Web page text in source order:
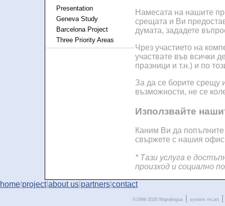
Presentation
Geneva Study
Barcelona Project
Three Priority Areas
Намесата на нашите
срещата и Ви
думата, зададете
Чрез участието на
участвате във всички
празници и т.н.) и по
За да се борите срещу
възможности, не се
Използвайте
Каним Ви да
свържете с нашия
* Тази услуга е
произход и социално
home project|about us partners contact
©1998-2026 Migralingua system mcart